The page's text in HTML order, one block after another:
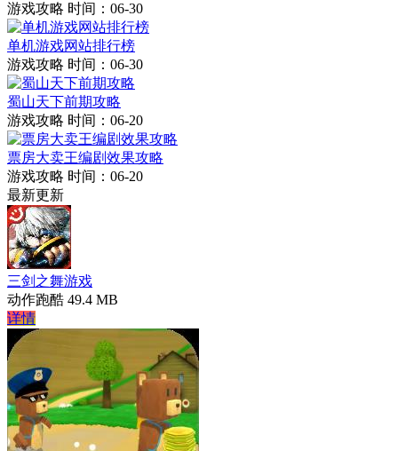
游戏攻略 时间：06-30
单机游戏网站排行榜
游戏攻略 时间：06-30
蜀山天下前期攻略
游戏攻略 时间：06-20
票房大卖王编剧效果攻略
游戏攻略 时间：06-20
最新更新
三剑之舞游戏
动作跑酷 49.4 MB
详情